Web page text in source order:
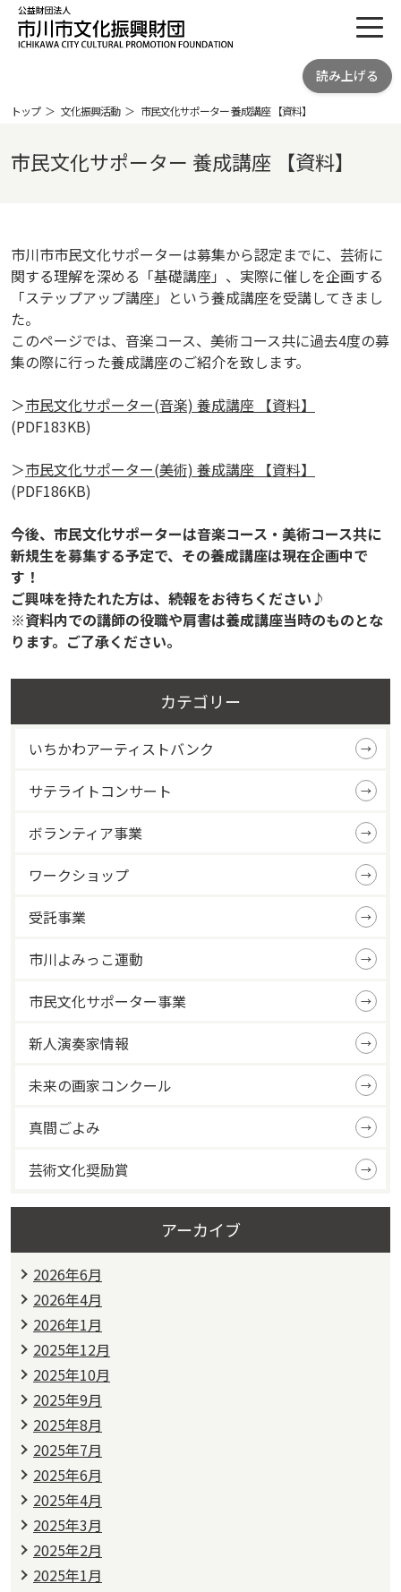
公益財団法人 市川市文化振興財団
PROMOTION FOUNDATION
読み上げる
トップ 文化振興活動 市民文化サポーター 養成講座 【資料】
市民文化サポーター 養成講座 【資料】
市川市市民文化サポーターは募集から認定までに、芸術に
関する理解を深める「基礎講座」、実際に催しを企画する
「ステップアップ講座」という養成講座を受講してきまし
た
このページでは、音楽コース、美術コース共に過去4度の募
集の際に行った養成講座のご紹介を致します。
＞市民文化サポーター(音楽) 養成講座 【資料】
(PDF183KB)
＞市民文化サポーター(美術) 養成講座 【資料】
(PDF186KB)
今後、市民文化サポーターは音楽コース・美術コース共に
新規生を募集する予定で、その養成講座は現在企画中で
す！
ご興味を持たれた方は、続報をお待ちください♪
※資料内での講師の役職や肩書は養成講座当時のものとな
ります。ご了承ください。
カテゴリー
いちかわアーティストバンク
サテライトコンサート
ボランティア事業
ワークショップ
受託事業
市川よみっこ運動
市民文化サポーター事業
新人演奏家情報
未来の画家コンクール
真間ごよみ
芸術文化奨励賞
アーカイブ
2026年6月
2026年4月
2026年1月
2025年12月
2025年10月
2025年9月
2025年8月
2025年7月
2025年6月
2025年4月
2025年3月
2025年2月
2025年1月